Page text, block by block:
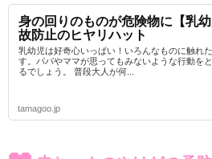
身の回りのものが危険物に【乳
故防止のヒヤリハット
乳幼児は好奇心いっぱい！いろんなものに触れ
す。パパやママが思ってもみないような行動を
るでしょう。 普段大人が何...
tamagoo.jp